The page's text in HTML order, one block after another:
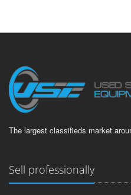
The largest classifieds market
Sell professionally